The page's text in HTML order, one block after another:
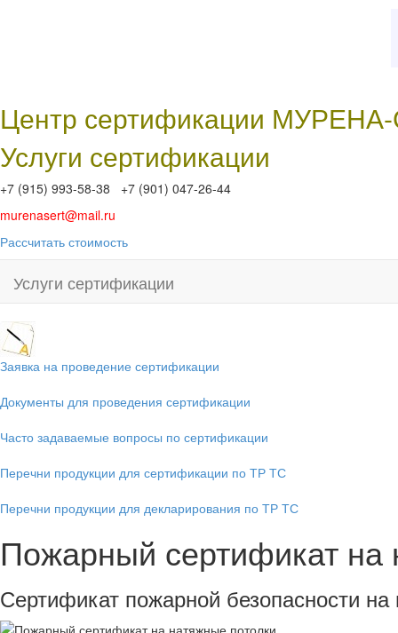
Центр сертификации
Услуги сертификации
+7 (915) 993-58-38 +7 (901) 047-26-44
murenasert@mail.ru
Рассчитать стоимость
Услуги сертификации
Заявка на проведение сертификации
Документы для проведения сертификации
Часто задаваемые вопросы по сертификации
Перечни продукции для сертификации по ТР ТС
Перечни продукции для декларирования по ТР ТС
Пожарный сертификат на
Сертификат пожарной безопасности